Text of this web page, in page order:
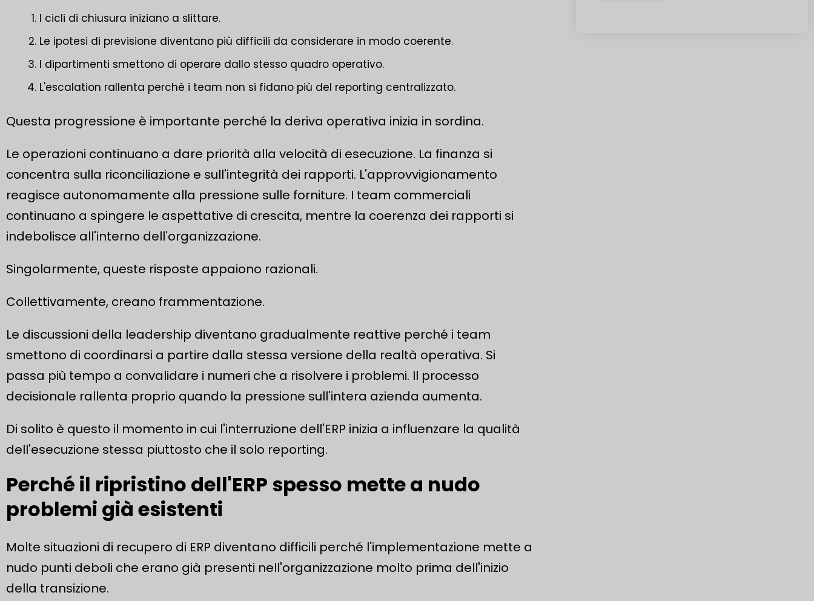
I cicli di chiusura iniziano a slittare.
Le ipotesi di previsione diventano più difficili da considerare in modo coerente.
I dipartimenti smettono di operare dallo stesso quadro operativo.
L'escalation rallenta perché i team non si fidano più del reporting centralizzato.
Questa progressione è importante perché la deriva operativa inizia in sordina.
Le operazioni continuano a dare priorità alla velocità di esecuzione. La finanza si
concentra sulla riconciliazione e sull'integrità dei rapporti. L'approvvigionamento
reagisce autonomamente alla pressione sulle forniture. I team commerciali
continuano a spingere le aspettative di crescita, mentre la coerenza dei rapporti si
indebolisce all'interno dell'organizzazione.
Singolarmente, queste risposte appaiono razionali.
Collettivamente, creano frammentazione.
Le discussioni della leadership diventano gradualmente reattive perché i team
smettono di coordinarsi a partire dalla stessa versione della realtà operativa. Si
passa più tempo a convalidare i numeri che a risolvere i problemi. Il processo
decisionale rallenta proprio quando la pressione sull'intera azienda aumenta.
Di solito è questo il momento in cui l'interruzione dell'ERP inizia a influenzare la qualità
dell'esecuzione stessa piuttosto che il solo reporting.
Perché il ripristino dell'ERP spesso mette a nudo
problemi già esistenti
Molte situazioni di recupero di ERP diventano difficili perché l'implementazione mette a
nudo punti deboli che erano già presenti nell'organizzazione molto prima dell'inizio
della transizione.